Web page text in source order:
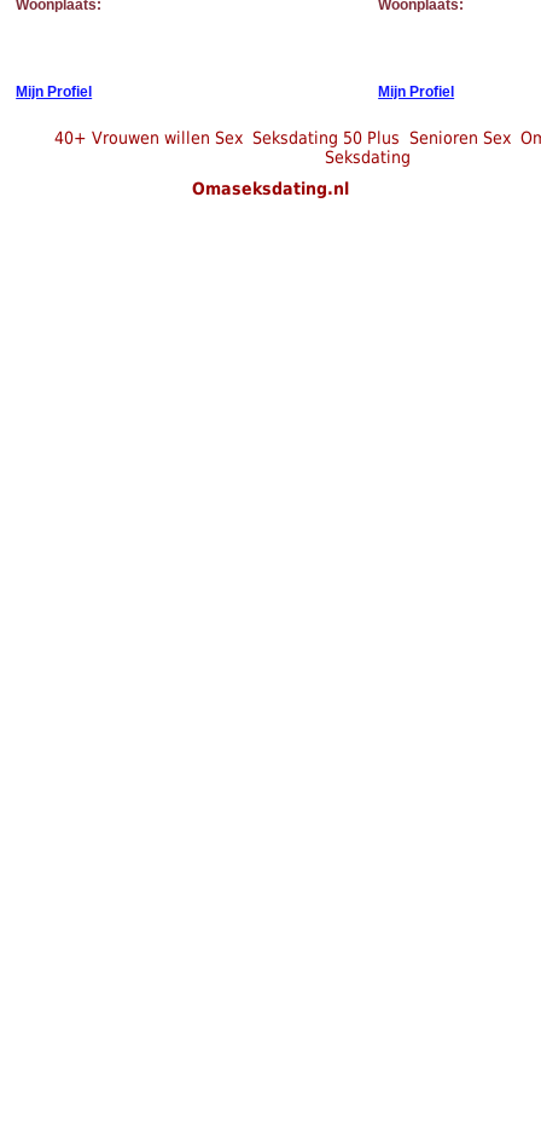
Woonplaats:
Mijn Profiel
Woonplaats:
Mijn Profiel
40+ Vrouwen willen Sex Seksdating 50 Plus Senioren Sex
Seksdating
Omaseksdating.nl